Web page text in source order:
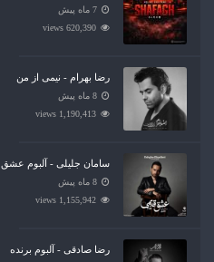
7 ماه پیش
620,390 views
رضا بهرام - نیمی از من
8 ماه پیش
1,190,413 views
سامان جلیلی - آلبوم
8 ماه پیش
1,155,942 views
رضا صادقی - آلبوم برنده